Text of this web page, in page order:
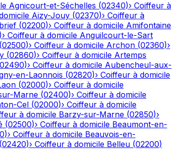
Agnicourt-et-Séchelles (02340)› Coiffeur à
Aizy-Jouy (02370)› Coiffeur à
(02200)› Coiffeur à domicile Amifontaine
)› Coiffeur à domicile Anguilcourt-le-Sart
(02500)› Coiffeur à domicile Archon (02360)›
(02860)› Coiffeur à domicile Artemps
02490)› Coiffeur à domicile Aubencheul-aux-
en-Laonnois (02820)› Coiffeur à domicile
(02000)› Coiffeur à domicile
Marne (02400)› Coiffeur à domicile
Cel (02000)› Coiffeur à domicile
à domicile Barzy-sur-Marne (02850)›
(02500)› Coiffeur à domicile Beaumont-en-
)› Coiffeur à domicile Beauvois-en-
(02420)› Coiffeur à domicile Belleu (02200)